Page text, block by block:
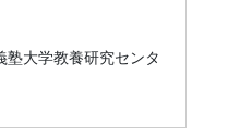
大学教養研究センタ